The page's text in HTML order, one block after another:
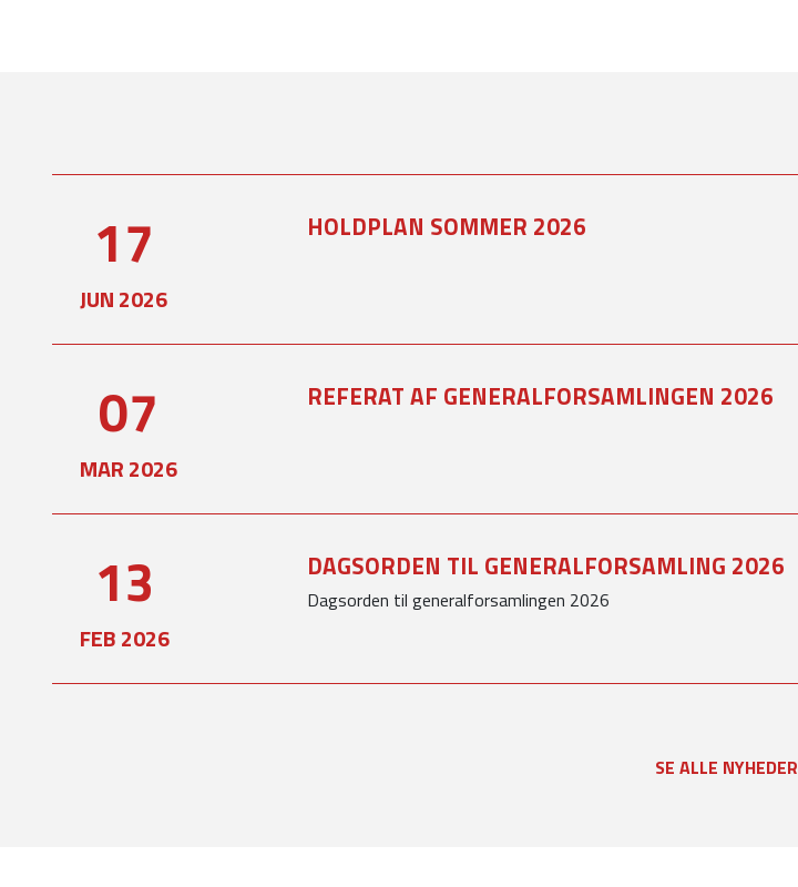
17
JUN 2026
HOLDPLAN SOMMER 2026
07
MAR 2026
REFERAT AF GENERALFORSAMLINGEN 2026
13
FEB 2026
DAGSORDEN TIL GENERALFORSAMLING 2026
Dagsorden til generalforsamlingen 2026
SE ALLE NYHEDER